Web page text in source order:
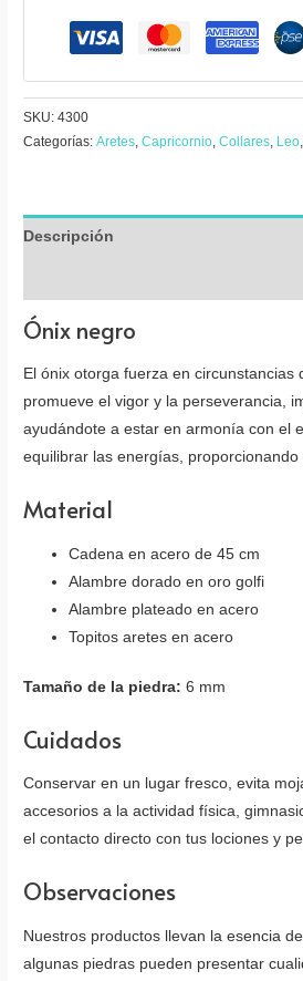
piedras
cantidad
SKU:4300
Categorías:Aretes,Capricornio,Collares, Leo,
Descripción
Ónix negro
El ónix otorga fuerza en circunstancias
promueve el vigor y la perseverancia,
ayudándote a estar en armonía con el
equilibrar las energías, proporcionando
Material
Cadena en acero de 45 cm
Alambre dorado en oro golfi
Alambre plateado en acero
Topitos aretes en acero
Tamaño de la piedra: 6 mm
Cuidados
Conservar en un lugar fresco, evita
accesorios a la actividad física,
el contacto directo con tus lociones y
Observaciones
Nuestros productos llevan la esencia
algunas piedras pueden presentar